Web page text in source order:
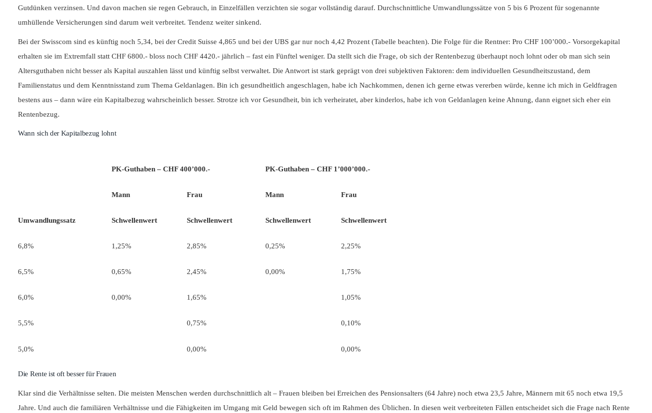
Gutdünken verzinsen. Und davon machen sie regen Gebrauch, in Einzelfällen verzichten sie sogar vollständig darauf. Durchschnittliche Umwandlungssätze von 5 bis 6 Prozent für sogenannte
umhüllende Versicherungen sind darum weit verbreitet. Tendenz weiter sinkend.
Bei der Swisscom sind es künftig noch 5,34, bei der Credit Suisse 4,865 und bei der UBS gar nur noch 4,42 Prozent (Tabelle beachten). Die Folge für die Rentner: Pro CHF 100’000.- Vorsorgekapital
erhalten sie im Extremfall statt CHF 6800.- bloss noch CHF 4420.- jährlich – fast ein Fünftel weniger. Da stellt sich die Frage, ob sich der Rentenbezug überhaupt noch lohnt oder ob man sich sein
Altersguthaben nicht besser als Kapital auszahlen lässt und künftig selbst verwaltet. Die Antwort ist stark geprägt von drei subjektiven Faktoren: dem individuellen Gesundheitszustand, dem
Familienstatus und dem Kenntnisstand zum Thema Geldanlagen. Bin ich gesundheitlich angeschlagen, habe ich Nachkommen, denen ich gerne etwas vererben würde, kenne ich mich in Geldfragen
bestens aus – dann wäre ein Kapitalbezug wahrscheinlich besser. Strotze ich vor Gesundheit, bin ich verheiratet, aber kinderlos, habe ich von Geldanlagen keine Ahnung, dann eignet sich eher ein
Rentenbezug.
Wann sich der Kapitalbezug lohnt
PK-Guthaben – CHF 400’000.- PK-Guthaben – CHF 1’000’000.-
Mann Frau Mann Frau
Umwandlungssatz Schwellenwert Schwellenwert Schwellenwert Schwellenwert
6,8% 1,25% 2,85% 0,25% 2,25%
6,5% 0,65% 2,45% 0,00% 1,75%
6,0% 0,00% 1,65% 1,05%
5,5% 0,75% 0,10%
5,0% 0,00% 0,00%
Die Rente ist oft besser für Frauen
Klar sind die Verhältnisse selten. Die meisten Menschen werden durchschnittlich alt – Frauen bleiben bei Erreichen des Pensionsalters (64 Jahre) noch etwa 23,5 Jahre, Männern mit 65 noch etwa 19,5
Jahre. Und auch die familiären Verhältnisse und die Fähigkeiten im Umgang mit Geld bewegen sich oft im Rahmen des Üblichen. In diesen weit verbreiteten Fällen entscheidet sich die Frage nach Rente